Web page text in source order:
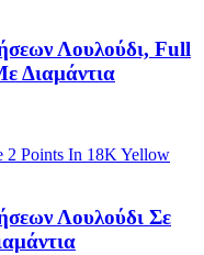
Λουλούδι, Full
Διαμάντια
Λουλούδι Σε